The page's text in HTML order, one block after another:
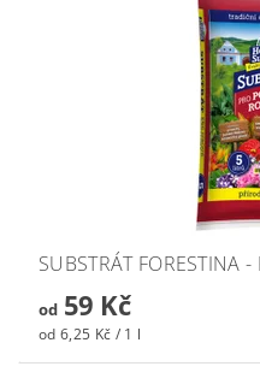
SUBSTRÁT FORESTINA -
od59 Kč
od 6,25 Kč / 1 l